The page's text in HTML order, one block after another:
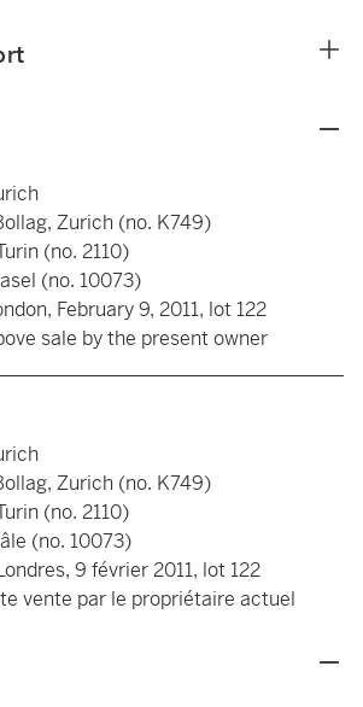
Zurich (no. K749)
(no. 2110)
(no. 10073)
February 9, 2011, lot 122
sale by the present owner
Zurich (no. K749)
(no. 2110)
(no. 10073)
9 février 2011, lot 122
vente par le propriétaire actuel